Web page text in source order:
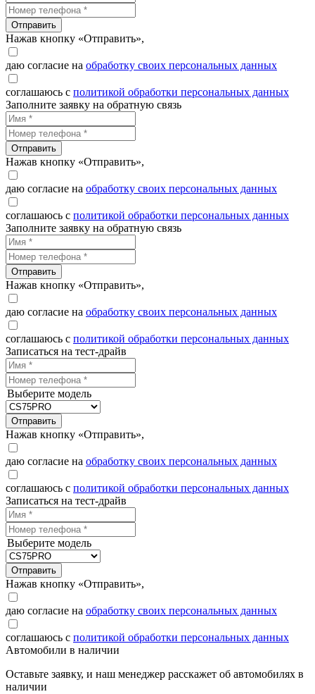
Отправить
Нажав кнопку «Отправить»,
даю согласие на обработку своих персональных данных
соглашаюсь с политикой обработки персональных данных
Заполните заявку на обратную связь
Отправить
Нажав кнопку «Отправить»,
даю согласие на обработку своих персональных данных
соглашаюсь с политикой обработки персональных данных
Заполните заявку на обратную связь
Отправить
Нажав кнопку «Отправить»,
даю согласие на обработку своих персональных данных
соглашаюсь с политикой обработки персональных данных
Записаться на тест-драйв
Выберите модель
Отправить
Нажав кнопку «Отправить»,
даю согласие на обработку своих персональных данных
соглашаюсь с политикой обработки персональных данных
Записаться на тест-драйв
Выберите модель
Отправить
Нажав кнопку «Отправить»,
даю согласие на обработку своих персональных данных
соглашаюсь с политикой обработки персональных данных
Автомобили в наличии
Оставьте заявку, и наш менеджер расскажет об автомобилях в
наличии